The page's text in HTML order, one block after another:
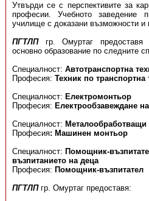
Утвърди се с перспективите за
професии. Учебното заведение
училище с доказани възможности и
ПГТЛПгр. Омуртаг предоставя
основно образование по следните
Специалност: Автотранспортна
Професия: Техник по транспортна
Специалност: Електромонтьор
Професия: Електрообзавеждане
Специалност:
Професия: Машинен монтьор
Специалност: Помощник-
възпитанието на деца
Професия: Помощник-възпитател
ПГТЛПгр. Омуртаг предоставя: